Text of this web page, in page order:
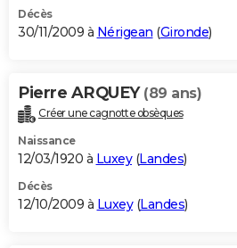
Décès
30/11/2009 à Nérigean (Gironde)
Pierre ARQUEY (89 ans)
Créer une cagnotte obsèques
Naissance
12/03/1920 à Luxey(Landes)
Décès
12/10/2009 à Luxey(Landes)